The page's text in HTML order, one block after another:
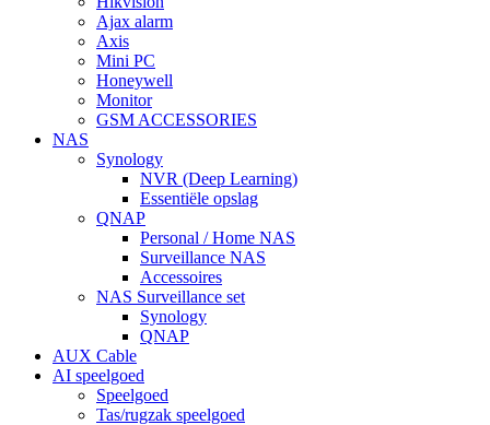
Ajax alarm
Axis
Mini PC
Honeywell
Monitor
GSM ACCESSORIES
NAS
Synology
NVR (Deep Learning)
Essentiële opslag
QNAP
Personal / Home NAS
Surveillance NAS
Accessoires
NAS Surveillance set
Synology
QNAP
AUX Cable
AI speelgoed
Speelgoed
Tas/rugzak speelgoed